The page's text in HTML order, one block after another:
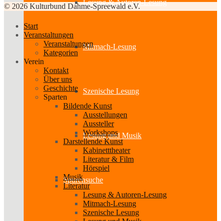
Lesung & Autoren-Lesung
Mitmach-Lesung
Szenische Lesung
Lesung und Musik
Spurensuche
© 2026 Kulturbund Dahme-Spreewald e.V.
Start
Veranstaltungen
Veranstaltungen
Kategorien
Verein
Kontakt
Über uns
Geschichte
Sparten
Bildende Kunst
Ausstellungen
Aussteller
Workshops
Darstellende Kunst
Kabinetttheater
Literatur & Film
Hörspiel
Musik
Literatur
Lesung & Autoren-Lesung
Mitmach-Lesung
Szenische Lesung